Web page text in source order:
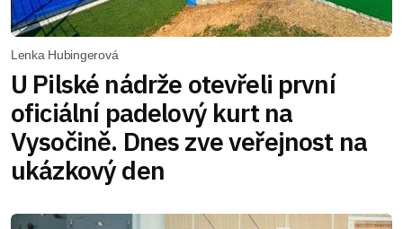
Lenka Hubingerová
U Pilské nádrže otevřeli první
oficiální padelový kurt na
Vysočině. Dnes zve veřejnost na
ukázkový den